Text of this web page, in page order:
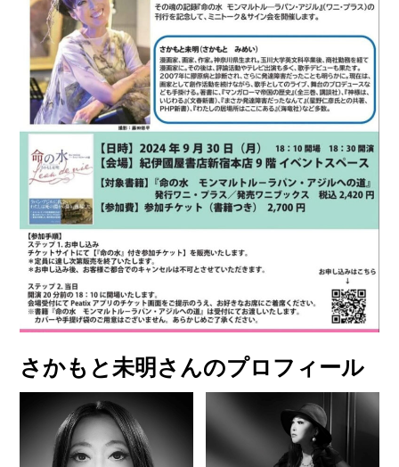
さかもと未明さんのプロフィール